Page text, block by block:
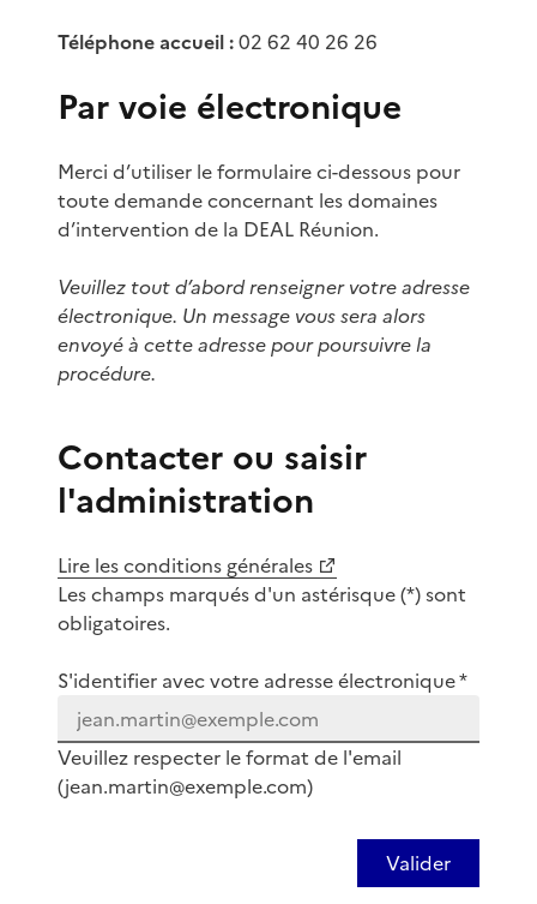
Téléphone accueil :02 62 40 26 26
Par voie électronique
Merci d’utiliser le formulaire ci-dessous pour
toute demande concernant les domaines
d’intervention de la DEAL Réunion.
Veuillez tout d’abord renseigner votre adresse
électronique. Un message vous sera alors
envoyé à cette adresse pour poursuivre la
procédure.
Contacter ou saisir
l'administration
Lire les conditions générales
Les champs marqués d'un astérisque (*) sont
obligatoires.
S'identifier avec votre adresse électronique *
Veuillez respecter le format de l'email
(jean.martin@exemple.com)